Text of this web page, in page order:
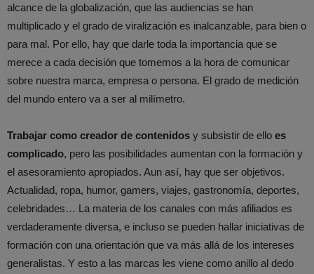
alcance de la globalización, que las audiencias se han
multiplicado y el grado de viralización es inalcanzable, para bien o
para mal. Por ello, hay que darle toda la importancia que se
merece a cada decisión que tomemos a la hora de comunicar
sobre nuestra marca, empresa o persona. El grado de medición
del mundo entero va a ser al milímetro.
Trabajar como creador de contenidos y subsistir de ello es
complicado, pero las posibilidades aumentan con la formación y
el asesoramiento apropiados. Aun así, hay que ser objetivos.
Actualidad, ropa, humor, gamers, viajes, gastronomía, deportes,
celebridades… La materia de los canales con más afiliados es
verdaderamente diversa, e incluso se pueden hallar iniciativas de
formación con una orientación que va más allá de los intereses
generalistas. Y esto a las marcas les viene como anillo al dedo